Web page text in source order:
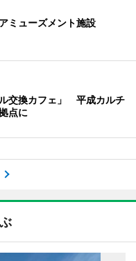
ミューズメント施設
交換カフェ」 平成カルチ
点に